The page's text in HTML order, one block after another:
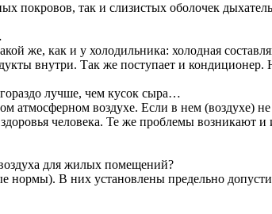
покровов, так и слизистых оболочек
же, как и у холодильника: холодная
внутри. Так же поступает и
лучше, чем кусок сыра…
атмосферном воздухе. Если в нем (воздухе)
человека. Те же проблемы возникают и
для жилых помещений?
В них установлены предельно